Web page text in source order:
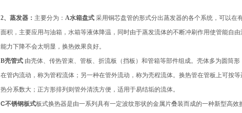
2、蒸发器： 主要分为： A水箱盘式 采用铜芯盘管的形式分出蒸发器的各个系统，可以在
面积，主要应用与油箱，水箱等液体降温，同时由于蒸发流体的不断冲刷作用使管能自
能力下降不会太明显，换热效果良好。
B壳管式 由壳体、传热管束、管板、折流板（挡板）和管箱等部件组成。壳体多为圆筒
在管内流动，称为管程流体；另一种在管外流动，称为壳程流体。换热管在管板上可按
热分系数大；正方形排列则管外清洗方便，适用于易结垢的流体。
C不锈钢板式板式换热器是由一系列具有一定波纹形状的金属片叠装而成的一种新型高